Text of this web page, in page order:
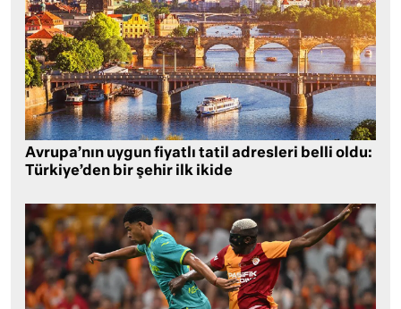
Avrupa’nın uygun fiyatlı tatil adresleri belli oldu:
Türkiye’den bir şehir ilk ikide